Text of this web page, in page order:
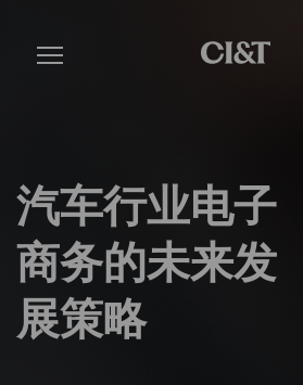
to
main
汽车行业电子
商务的未来发
展策略